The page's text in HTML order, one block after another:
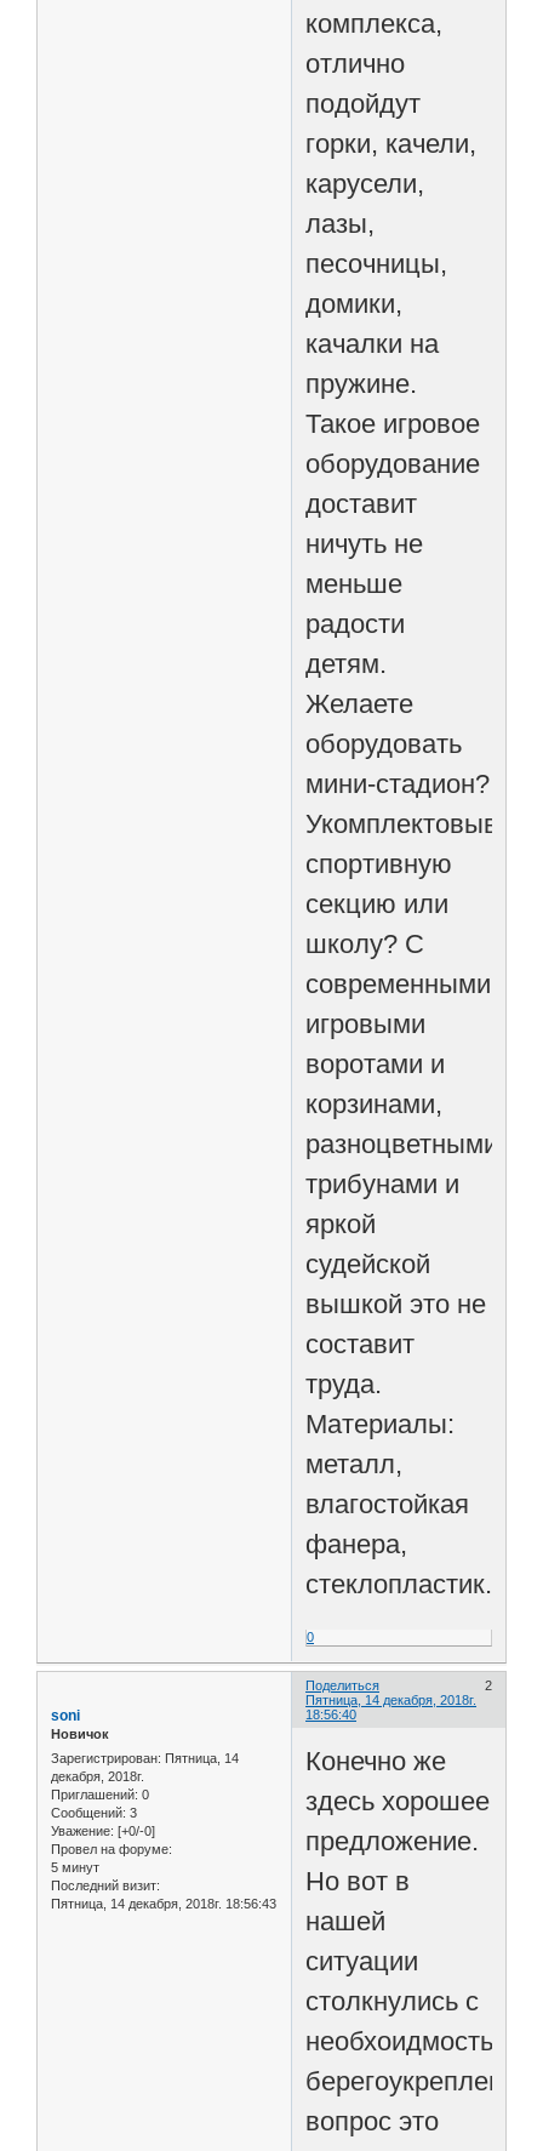
комплекса,
отлично
подойдут
горки, качели,
карусели,
лазы,
песочницы,
домики,
качалки на
пружине.
Такое игровое
оборудование
доставит
ничуть не
меньше
радости
детям.
Желаете
оборудовать
мини-стадион?
спортивную
секцию или
школу? С
современными
игровыми
воротами и
корзинами,
разноцветными
трибунами и
яркой
судейской
вышкой это не
составит
труда.
Материалы:
металл,
влагостойкая
фанера,
стеклопластик.
0
Поделиться
2
Пятница, 14 декабря, 2018г.
18:56:40
soni
Новичок
Зарегистрирован: Пятница, 14
декабря, 2018г.
Приглашений: 0
Сообщений: 3
Уважение: [+0/-0]
Провел на форуме:
5 минут
Последний визит:
Пятница, 14 декабря, 2018г. 18:56:43
Конечно же
здесь хорошее
предложение.
Но вот в
нашей
ситуации
столкнулись с
необхоидмостью
берегоукрепления,
вопрос это